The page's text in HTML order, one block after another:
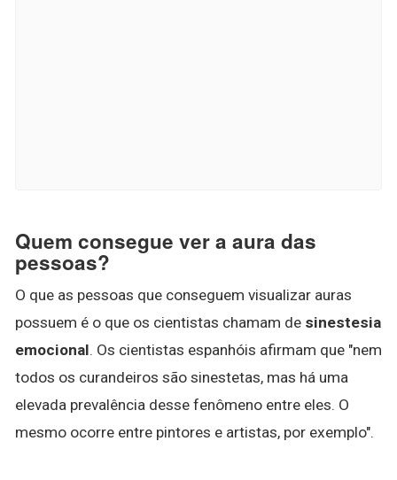
Quem consegue ver a aura das
pessoas?
O que as pessoas que conseguem visualizar auras
possuem é o que os cientistas chamam de sinestesia
emocional. Os cientistas espanhóis afirmam que "nem
todos os curandeiros são sinestetas, mas há uma
elevada prevalência desse fenômeno entre eles. O
mesmo ocorre entre pintores e artistas, por exemplo".